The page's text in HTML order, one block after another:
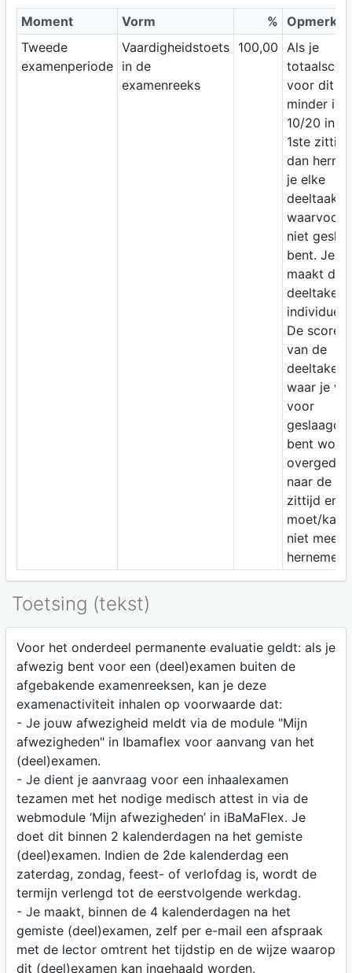
Moment
Vorm %
Tweede
examenperiode
Vaardigheidstoets
in de
examenreeks
100,00 Als je
voor dit
minder is
10/20 in
1ste zittijd,
dan
je elke
deeltaak
waarvoor
niet
bent. Je
maakt
deeltaken
De scores
van de
deeltaken
waar je
voor
geslaagd
bent
naar de
zittijd en
moet/kan
niet meer
hernemen.
Toetsing (tekst)
Voor het onderdeel permanente evaluatie geldt: als je
afwezig bent voor een (deel)examen buiten de
afgebakende examenreeksen, kan je deze
examenactiviteit inhalen op voorwaarde dat:
- Je jouw afwezigheid meldt via de module "Mijn
afwezigheden" in Ibamaflex voor aanvang van het
(deel)examen.
- Je dient je aanvraag voor een inhaalexamen
tezamen met het nodige medisch attest in via de
webmodule ‘Mijn afwezigheden’ in iBaMaFlex. Je
doet dit binnen 2 kalenderdagen na het gemiste
(deel)examen. Indien de 2de kalenderdag een
zaterdag, zondag, feest- of verlofdag is, wordt de
termijn verlengd tot de eerstvolgende werkdag.
- Je maakt, binnen de 4 kalenderdagen na het
gemiste (deel)examen, zelf per e-mail een afspraak
met de lector omtrent het tijdstip en de wijze waarop
dit (deel)examen kan ingehaald worden.